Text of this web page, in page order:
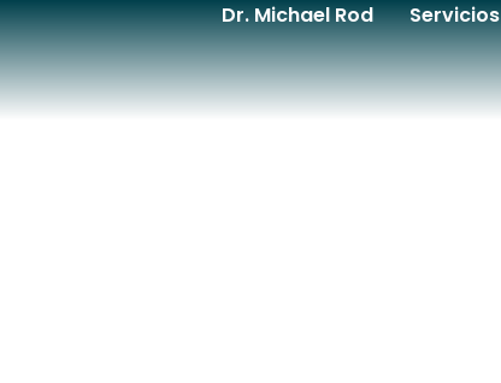
Dr. Michael Rod Servicios